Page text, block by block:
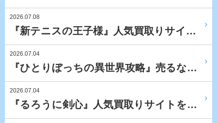
2026.07.08
『新テニスの王子様』人気買取りサイ…
2026.07.04
『ひとりぼっちの異世界攻略』売るな…
2026.07.04
『るろうに剣心』人気買取りサイトを…